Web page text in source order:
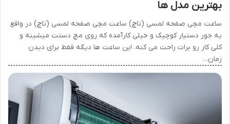
بهترین مدل ها
ساعت مچی صفحه لمسی (تاچ) ساعت مچی صفحه لمسی (تاچ) در واقع
یه جور دستیار کوچیک و خیلی کارآمده که روی مچ دستت میشینه و
کلی کار رو برات راحت می کنه. این ساعت ها دیگه فقط برای دیدن
زمان…